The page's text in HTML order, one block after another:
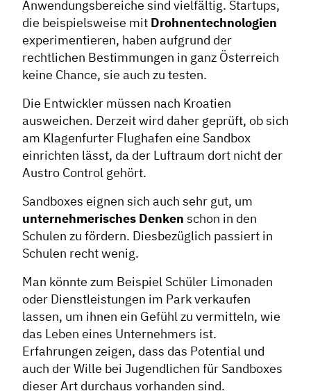
Anwendungsbereiche sind vielfältig. Startups,
die beispielsweise mit Drohnentechnologien
experimentieren, haben aufgrund der
rechtlichen Bestimmungen in ganz Österreich
keine Chance, sie auch zu testen.
Die Entwickler müssen nach Kroatien
ausweichen. Derzeit wird daher geprüft, ob sich
am Klagenfurter Flughafen eine Sandbox
einrichten lässt, da der Luftraum dort nicht der
Austro Control gehört.
Sandboxes eignen sich auch sehr gut, um
unternehmerisches Denken schon in den
Schulen zu fördern. Diesbezüglich passiert in
Schulen recht wenig.
Man könnte zum Beispiel Schüler Limonaden
oder Dienstleistungen im Park verkaufen
lassen, um ihnen ein Gefühl zu vermitteln, wie
das Leben eines Unternehmers ist.
Erfahrungen zeigen, dass das Potential und
auch der Wille bei Jugendlichen für Sandboxes
dieser Art durchaus vorhanden sind.